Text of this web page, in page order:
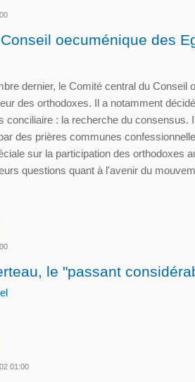
oecuménique des
dernier, le Comité central du
des orthodoxes. Il a notamment
conciliaire : la recherche du
des prières communes
sur la participation des orthodoxes
questions quant à l'avenir du
le "passant
01:00